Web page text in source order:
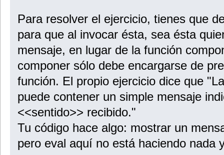
Para resolver el ejercicio, tienes que
para que al invocar ésta, sea ésta
mensaje, en lugar de la función
componer sólo debe encargarse de
función. El propio ejercicio dice que
puede contener un simple mensaje
<<sentido>> recibido."
Tu código hace algo: mostrar un
pero eval aquí no está haciendo nada